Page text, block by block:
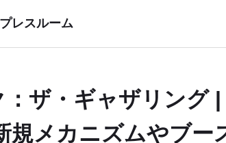
レスルーム
：ザ・ギャザリング
規メカニズムやブー